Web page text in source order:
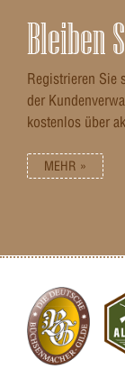
Bleiben
Registrieren Sie
der
kostenlos über
MEHR »